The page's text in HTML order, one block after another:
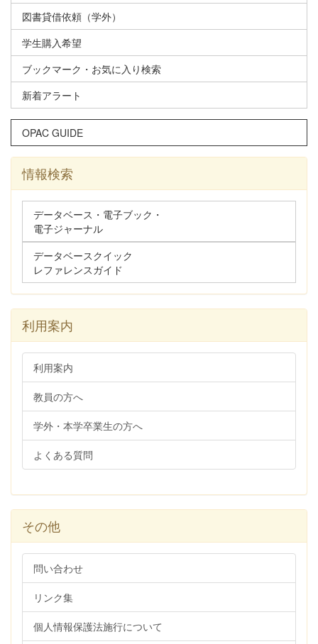
図書貸借依頼（学外）
学生購入希望
ブックマーク・お気に入り検索
新着アラート
OPAC GUIDE
情報検索
データベース・電子ブック・
電子ジャーナル
データベースクイック
レファレンスガイド
利用案内
利用案内
教員の方へ
学外・本学卒業生の方へ
よくある質問
その他
問い合わせ
リンク集
個人情報保護法施行について